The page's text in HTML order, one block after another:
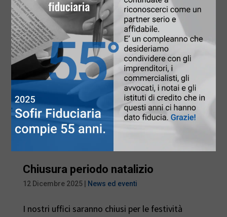
Chiusura periodo natalizio
12 Dicembre 2025| News ed eventi
I nostri uffici saranno chiusi per le festività